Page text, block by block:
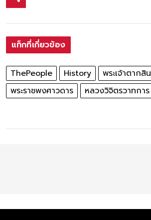
แท็กที่เกี่ยวข้อง
ThePeople History
พระเจ้าตากสิน
พระราชพงศาวดาร
หลวงวิจิตรวาทการ